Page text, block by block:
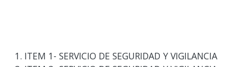
ITEM 1- SERVICIO DE SEGURIDAD Y VIGILANCIA